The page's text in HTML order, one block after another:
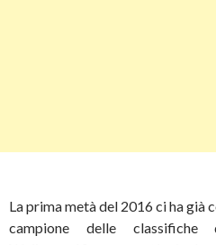
La prima metà del 2016 ci ha già
campione delle